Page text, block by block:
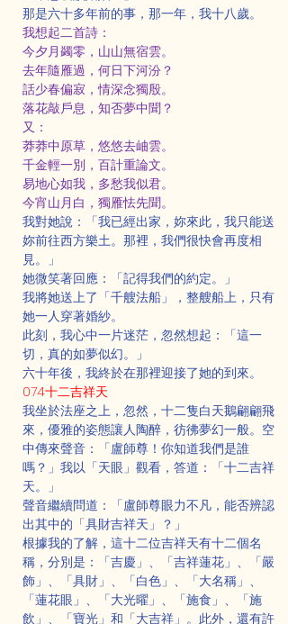
那是六十多年前的事，那一年，我十八歲。
我想起二首詩：
今夕月蠲零，山山無宿雲。
去年隨雁過，何日下河汾？
話少春偏寂，情深念獨殷。
落花敲戶息，知否夢中聞？
又：
莽莽中原草，悠悠去岫雲。
千金輕一別，百計重論文。
易地心如我，多愁我似君。
今宵山月白，獨雁怯先聞。
我對她說：「我已經出家，妳來此，我只能送
妳前往西方樂土。那裡，我們很快會再度相
見。」
她微笑著回應：「記得我們的約定。」
我將她送上了「千艘法船」，整艘船上，只有
她一人穿著婚紗。
此刻，我心中一片迷茫，忽然想起：「這一
切，真的如夢似幻。」
六十年後，我終於在那裡迎接了她的到來。
074十二吉祥天
我坐於法座之上，忽然，十二隻白天鵝翩翩飛
來，優雅的姿態讓人陶醉，彷彿夢幻一般。空
中傳來聲音：「盧師尊！你知道我們是誰
嗎？」我以「天眼」觀看，答道：「十二吉祥
天。」
聲音繼續問道：「盧師尊眼力不凡，能否辨認
出其中的「具財吉祥天」？」
根據我的了解，這十二位吉祥天有十二個名
稱，分別是：「吉慶」、「吉祥蓮花」、「嚴
飾」、「具財」、「白色」、「大名稱」、
「蓮花眼」、「大光曜」、「施食」、「施
飲」、「寶光」和「大吉祥」。此外，還有許